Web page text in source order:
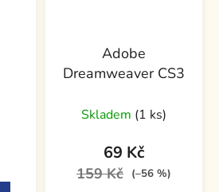
Adobe
Dreamweaver CS3
Skladem (1 ks)
69 Kč
159 Kč (–56 %)